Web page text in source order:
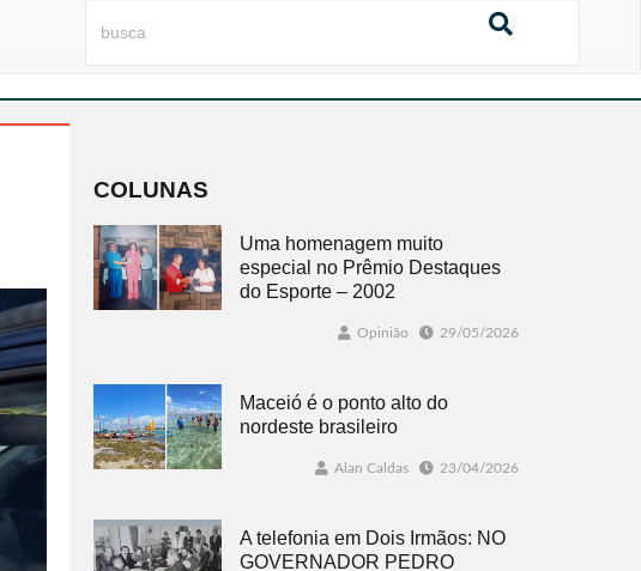
COLUNAS
Uma homenagem muito
especial no Prêmio Destaques
do Esporte – 2002
Opinião 29/05/2026
Maceió é o ponto alto do
nordeste brasileiro
Alan Caldas 23/04/2026
A telefonia em Dois Irmãos: NO
GOVERNADOR PEDRO